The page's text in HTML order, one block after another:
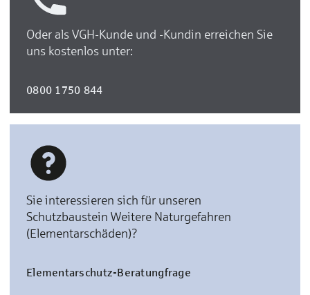
Oder als VGH-Kunde und -Kundin erreichen Sie
uns kostenlos unter:
0800 1750 844
Sie interessieren sich für unseren
Schutzbaustein Weitere Naturgefahren
(Elementarschäden)?
Elementarschutz-Beratungfrage